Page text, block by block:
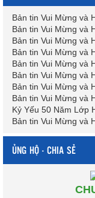
Bản tin Vui Mừng và
Bản tin Vui Mừng và
Bản tin Vui Mừng và
Bản tin Vui Mừng và
Bản tin Vui Mừng và
Bản tin Vui Mừng và
Bản tin Vui Mừng và
Bản tin Vui Mừng và
Kỷ Yếu 50 Năm Lớp
Bản tin Vui Mừng và
ỦNG HỘ - CHIA SẺ